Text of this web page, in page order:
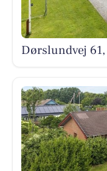
Dørslundvej